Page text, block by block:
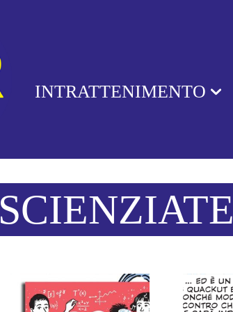
INTRATTENIMENTO
SCIENZIATE